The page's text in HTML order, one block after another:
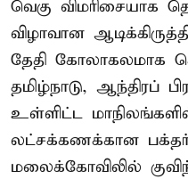
வெகு விமரிசையாக
விழாவான
தேதி கோலாகலமாக
தமிழ்நாடு, ஆந்திரப்
உள்ளிட்ட
லட்சக்கணக்கான
மலைக்கோவிலில்